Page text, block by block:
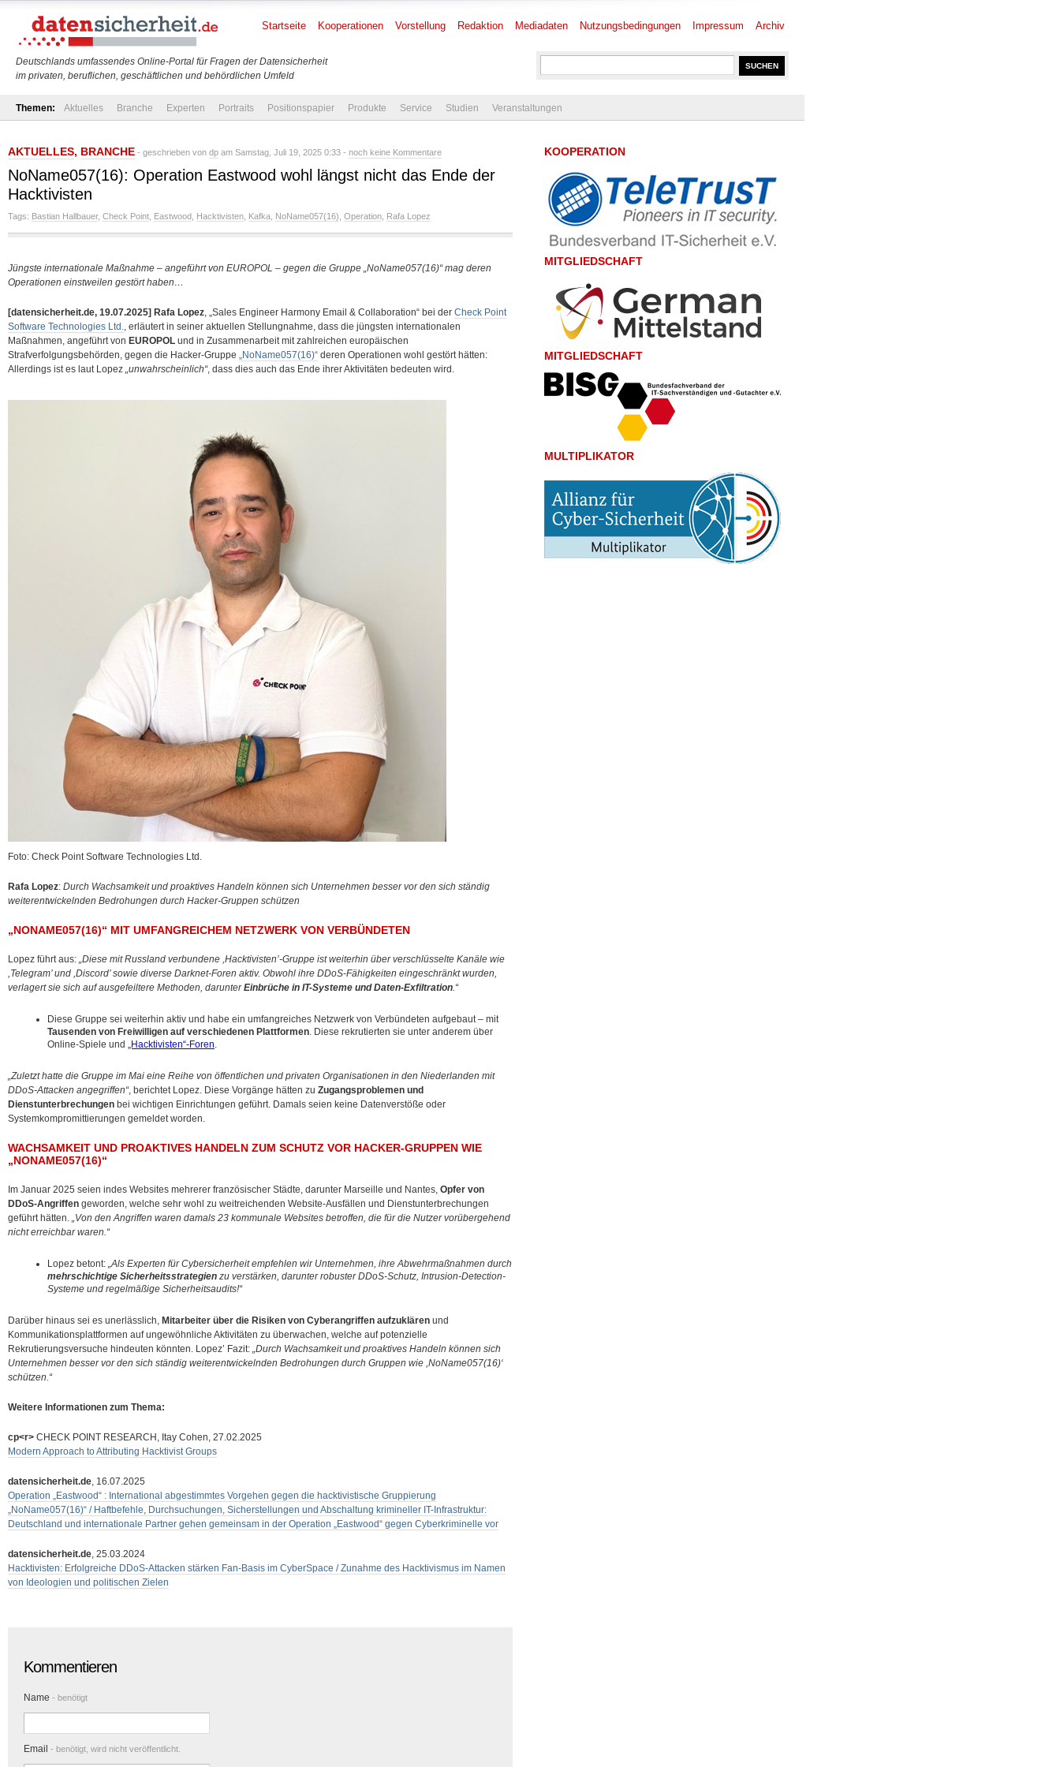
Deutschlands umfassendes Online-Portal für Fragen der Datensicherheit
im privaten, beruflichen, geschäftlichen und behördlichen Umfeld
Startseite Kooperationen Vorstellung Redaktion Mediadaten Nutzungsbedingungen Impressum Archiv
Themen: Aktuelles Branche Experten Portraits Positionspapier Produkte Service Studien Veranstaltungen
AKTUELLES, BRANCHE - geschrieben von dp am Samstag, Juli 19, 2025 0:33 - noch keine Kommentare
NoName057(16): Operation Eastwood wohl längst nicht das Ende der
Hacktivisten
Tags: Bastian Hallbauer, Check Point Eastwood Hacktivisten Kafka NoName057(16) Operation Rafa Lopez
Jüngste internationale Maßnahme – angeführt von EUROPOL – gegen die Gruppe „NoName057(16)“ mag deren
Operationen einstweilen gestört haben…
[datensicherheit.de, 19.07.2025] Rafa Lopez, „Sales Engineer Harmony Email & Collaboration“ bei der Check Point
Software Technologies Ltd., erläutert in seiner aktuellen Stellungnahme, dass die jüngsten internationalen
Maßnahmen, angeführt von EUROPOL und in Zusammenarbeit mit zahlreichen europäischen
Strafverfolgungsbehörden, gegen die Hacker-Gruppe „NoName057(16)“ deren Operationen wohl gestört hätten:
Allerdings ist es laut Lopez „unwahrscheinlich“, dass dies auch das Ende ihrerAktivitäten bedeuten wird.
Foto: Check Point Software Technologies Ltd.
Rafa Lopez: Durch Wachsamkeit und proaktives Handeln können sich Unternehmen besser vor den sich ständig
weiterentwickelnden Bedrohungen durch Hacker-Gruppen schützen
„NONAME057(16)“ MIT UMFANGREICHEM NETZWERK VON VERBÜNDETEN
Lopez führt aus: „Diese mit Russland verbundene ,Hacktivisten’-Gruppe ist weiterhin über verschlüsselte Kanäle wie
,Telegram’ und ,Discord’ sowie diverse Darknet-Foren aktiv. Obwohl ihre DDoS-Fähigkeiten eingeschränkt wurden,
verlagert sie sich auf ausgefeiltere Methoden, darunterEinbrüche in IT-Systeme und Daten-Exfiltration.“
Diese Gruppe sei weiterhin aktiv und habe ein umfangreiches Netzwerk von Verbündeten aufgebaut – mit
Tausenden von Freiwilligen auf verschiedenen Plattformen. Diese rekrutierten sie unter anderem über
Online-Spiele und „Hacktivisten“-Foren.
„Zuletzt hatte die Gruppe im Mai eine Reihe von öffentlichen und privaten Organisationen in den Niederlanden mit
DDoS-Attacken angegriffen“, berichtet Lopez. Diese Vorgänge hätten zu Zugangsproblemen und
Dienstunterbrechungen bei wichtigen Einrichtungen geführt. Damals seien keine Datenverstöße oder
Systemkompromittierungen gemeldet worden.
WACHSAMKEIT UND PROAKTIVES HANDELN ZUM SCHUTZ VOR HACKER-GRUPPEN WIE
„NONAME057(16)“
Im Januar 2025 seien indes Websites mehrerer französischer Städte, darunter Marseille und Nantes, Opfer von
DDoS-Angriffen geworden, welche sehr wohl zu weitreichenden Website-Ausfällen und Dienstunterbrechungen
geführt hätten. „Von den Angriffen waren damals 23 kommunale Websites betroffen, die für die Nutzer vorübergehend
nicht erreichbar waren.“
Lopez betont: „Als Experten für Cybersicherheit empfehlen wir Unternehmen, ihre Abwehrmaßnahmen durch
mehrschichtige Sicherheitsstrategien zu verstärken, darunter robuster DDoS-Schutz, Intrusion-Detection-
Systeme und regelmäßige Sicherheitsaudits!“
Darüber hinaus sei es unerlässlich, Mitarbeiter über die Risiken von Cyberangriffen aufzuklären und
Kommunikationsplattformen auf ungewöhnliche Aktivitäten zu überwachen, welche auf potenzielle
Rekrutierungsversuche hindeuten könnten. Lopez’ Fazit: „Durch Wachsamkeit und proaktives Handeln können sich
Unternehmen besser vor den sich ständig weiterentwickelnden Bedrohungen durch Gruppen wie ,NoName057(16)‘
schützen.“
Weitere Informationen zum Thema:
cp<r> CHECK POINT RESEARCH, Itay Cohen, 27.02.2025
Modern Approach to Attributing Hacktivist Groups
datensicherheit.de, 16.07.2025
Operation „Eastwood“ : International abgestimmtes Vorgehen gegen die hacktivistische Gruppierung
„NoName057(16)“ / Haftbefehle, Durchsuchungen, Sicherstellungen und Abschaltung krimineller IT-Infrastruktur:
Deutschland und internationale Partner gehen gemeinsam in der Operation „Eastwood“ gegen Cyberkriminelle vor
datensicherheit.de, 25.03.2024
Hacktivisten: Erfolgreiche DDoS-Attacken stärken Fan-Basis im CyberSpace / Zunahme des Hacktivismus im Namen
von Ideologien und politischen Zielen
Kommentieren
Name - benötigt
Email - benötigt, wird nicht veröffentlicht.
KOOPERATION
MITGLIEDSCHAFT
MITGLIEDSCHAFT
MULTIPLIKATOR